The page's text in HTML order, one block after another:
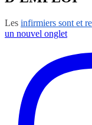
Les infirmiers sont et
un nouvel onglet